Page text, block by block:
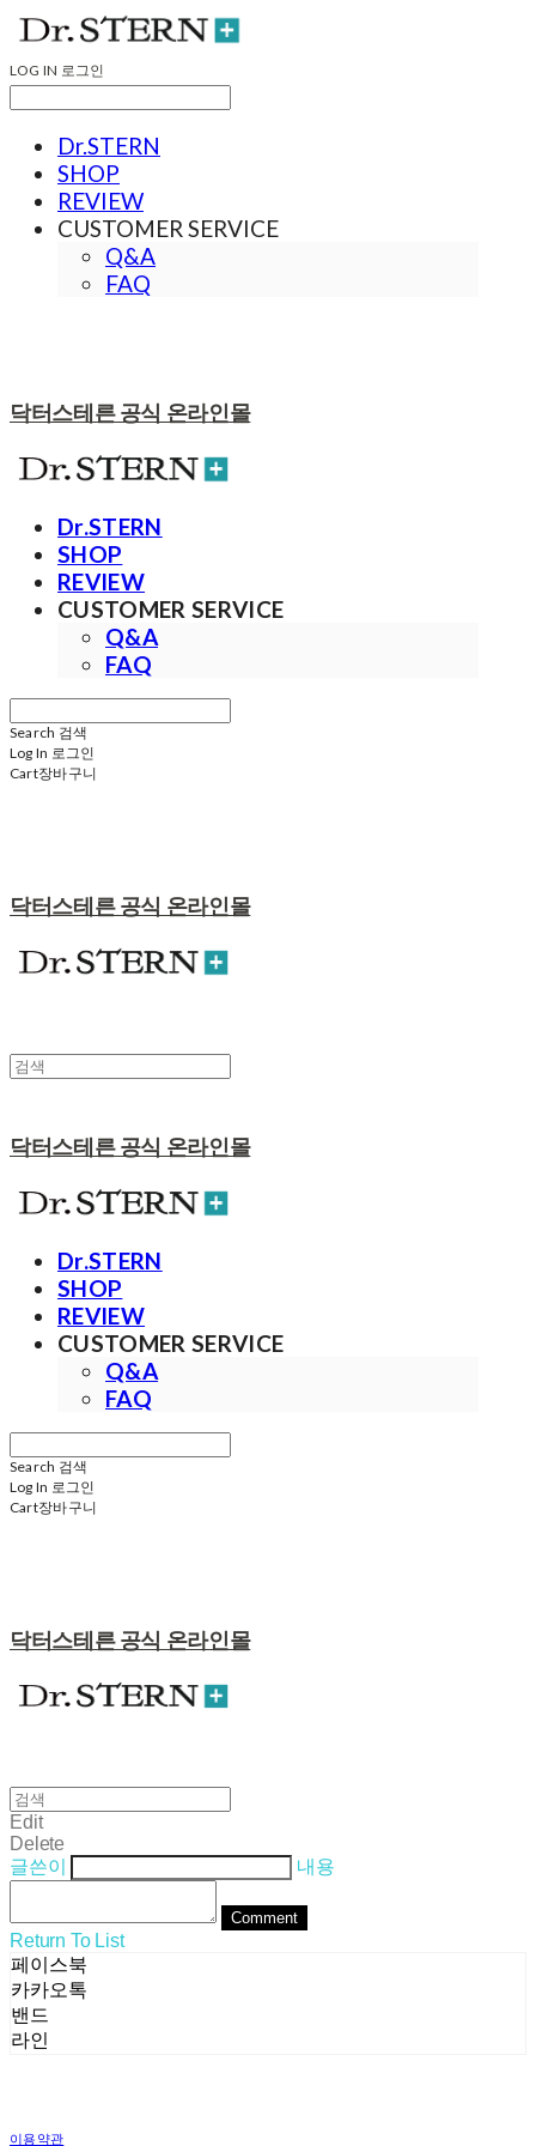
LOG IN 로그인
Dr.STERN
SHOP
REVIEW
CUSTOMER SERVICE
Q&A
FAQ
닥터스테른 공식 온라인몰
Dr.STERN
SHOP
REVIEW
CUSTOMER SERVICE
Q&A
FAQ
Search 검색
Log In 로그인
Cart장바구니
닥터스테른 공식 온라인몰
닥터스테른 공식 온라인몰
Dr.STERN
SHOP
REVIEW
CUSTOMER SERVICE
Q&A
FAQ
Search 검색
Log In 로그인
Cart장바구니
닥터스테른 공식 온라인몰
Edit
Delete
글쓴이
내용
Comment
Return To List
페이스북
카카오톡
밴드
라인
이용약관